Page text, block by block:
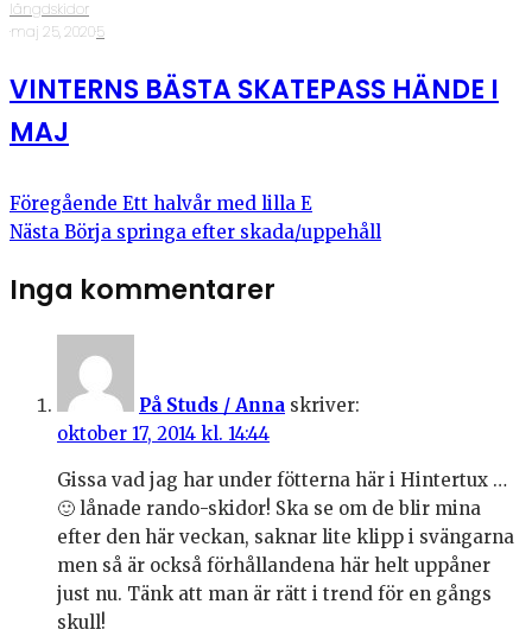
längdskidor
·maj 25, 2020·5
VINTERNS BÄSTA SKATEPASS HÄNDE I
MAJ
Föregående Ett halvår med lilla E
Nästa Börja springa efter skada/uppehåll
Inga kommentarer
På Studs / Anna skriver:
oktober 17, 2014 kl. 14:44
Gissa vad jag har under fötterna här i Hintertux …
🙂 lånade rando-skidor! Ska se om de blir mina
efter den här veckan, saknar lite klipp i svängarna
men så är också förhållandena här helt uppåner
just nu. Tänk att man är rätt i trend för en gångs
skull!